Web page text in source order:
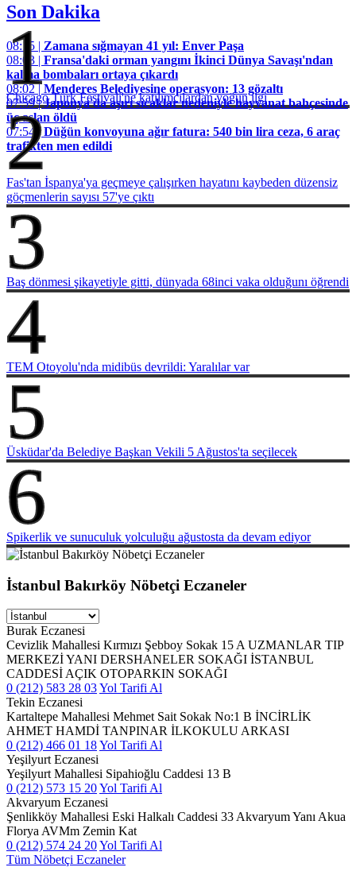
Son Dakika
08:15 | Zamana sığmayan 41 yıl: Enver Paşa
08:03 | Fransa'daki orman yangını İkinci Dünya Savaşı'ndan
kalma bombaları ortaya çıkardı
08:02 |Menderes Belediyesine operasyon: 13 gözaltı
07:59 |Japonya'da aşırı sıcaklar nedeniyle hayvanat bahçesinde
üç aslan öldü
07:54 |Düğün konvoyuna ağır fatura: 540 bin lira ceza, 6 araç
trafikten men edildi
1
Chicago Türk Festivali'ne katılımcılardan yoğun ilgi
2
Fas'tan İspanya'ya geçmeye çalışırken hayatını kaybeden düzensiz
göçmenlerin sayısı 57'ye çıktı
3
Baş dönmesi şikayetiyle gitti, dünyada 68inci vaka olduğunı öğrendi
4
TEM Otoyolu'nda midibüs devrildi: Yaralılar var
5
Üsküdar'da Belediye Başkan Vekili 5 Ağustos'ta seçilecek
6
Spikerlik ve sunuculuk yolculuğu ağustosta da devam ediyor
İstanbul Bakırköy Nöbetçi Eczaneler
Burak Eczanesi
Cevizlik Mahallesi Kırmızı Şebboy Sokak 15 A UZMANLAR TIP
MERKEZİ YANI DERSHANELER SOKAĞI İSTANBUL
CADDESİ AÇIK OTOPARKIN SOKAĞI
0 (212) 583 28 03Yol Tarifi Al
Tekin Eczanesi
Kartaltepe Mahallesi Mehmet Sait Sokak No:1 B İNCİRLİK
AHMET HAMDİ TANPINAR İLKOKULU ARKASI
0 (212) 466 01 18Yol Tarifi Al
Yeşilyurt Eczanesi
Yeşilyurt Mahallesi Sipahioğlu Caddesi 13 B
0 (212) 573 15 20Yol Tarifi Al
Akvaryum Eczanesi
Şenlikköy Mahallesi Eski Halkalı Caddesi 33 Akvaryum Yanı Akua
Florya AVMm Zemin Kat
0 (212) 574 24 20Yol Tarifi Al
Tüm Nöbetçi Eczaneler